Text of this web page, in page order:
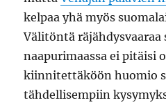
kelpaa yhä myös
Välitöntä räjähdysvaaraa
naapurimaassa ei pitäisi
kiinnitettäköön huomio
tähdellisempiin